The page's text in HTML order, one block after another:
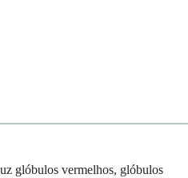
glóbulos vermelhos, glóbulos